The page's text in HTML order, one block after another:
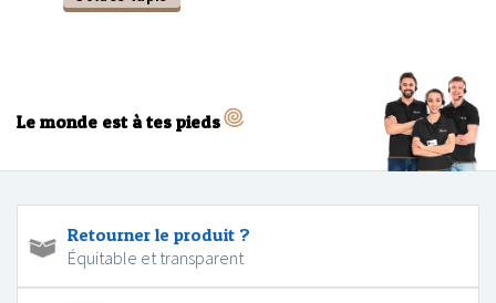
Le monde est à tes pieds
Retourner le produit ?
Équitable et transparent